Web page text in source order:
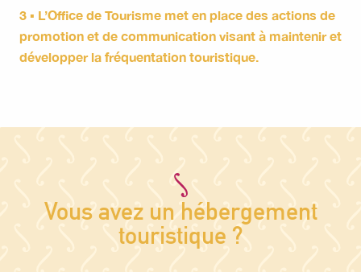
3 ▪ L’Office de Tourisme met en place des actions de
promotion et de communication visant à maintenir et
développer la fréquentation touristique.
Vous avez un hébergement
touristique ?